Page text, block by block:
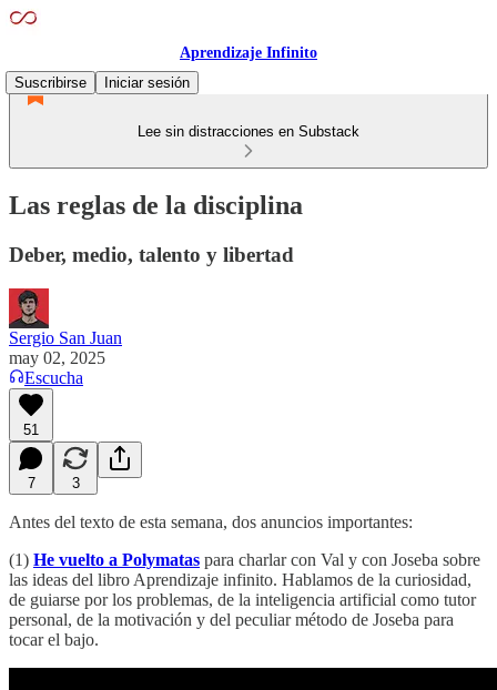
Aprendizaje Infinito
Suscribirse
Iniciar sesión
Lee sin distracciones en Substack
Las reglas de la disciplina
Deber, medio, talento y libertad
Sergio San Juan
may 02, 2025
Escucha
51
7 3
Antes del texto de esta semana, dos anuncios importantes:
(1) He vuelto a Polymatas para charlar con Val y con Joseba sobre
las ideas del libro Aprendizaje infinito. Hablamos de la curiosidad,
de guiarse por los problemas, de la inteligencia artificial como tutor
personal, de la motivación y del peculiar método de Joseba para
tocar el bajo.